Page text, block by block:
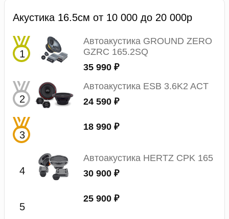
Акустика 16.5см от 10 000 до 20 000р
Автоакустика GROUND ZERO
GZRC 165.2SQ
35 990 ₽
Автоакустика ESB 3.6K2 ACT
24 590 ₽
18 990 ₽
Автоакустика HERTZ CPK 165
30 900 ₽
25 900 ₽